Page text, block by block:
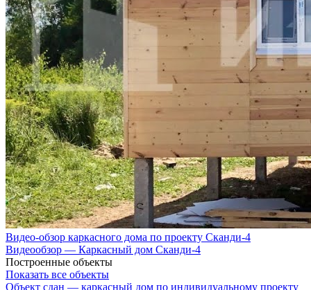
Видео-обзор каркасного дома по проекту Сканди-4
Видеообзор — Каркасный дом Сканди-4
Построенные объекты
Показать все объекты
Объект сдан — каркасный дом по индивидуальному проекту